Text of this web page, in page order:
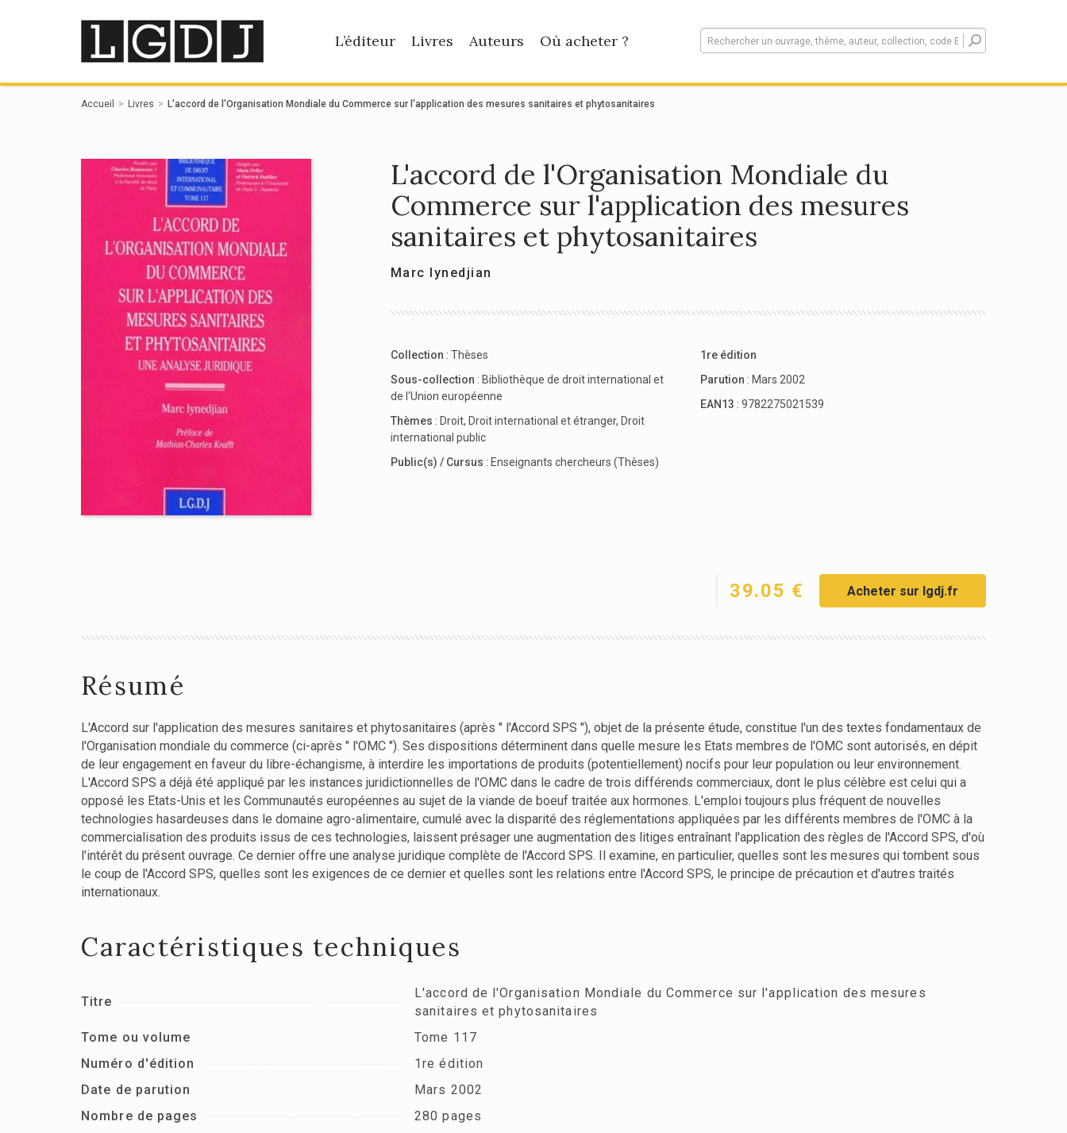
L’éditeur Livres Auteurs Où acheter ?
Accueil Livres L'accord de l'Organisation Mondiale du Commerce sur l'application des mesures sanitaires et phytosanitaires
L'accord de l'Organisation Mondiale du
Commerce sur l'application des mesures
sanitaires et phytosanitaires
Marc Iynedjian
Collection : Thèses
Sous-collection : Bibliothèque de droit international et
de l'Union européenne
Thèmes : Droit, Droit international et étranger, Droit
international public
Public(s) / Cursus : Enseignants chercheurs (Thèses)
1re édition
Parution : Mars 2002
EAN13 : 9782275021539
39.05 € Acheter sur lgdj.fr
Résumé
L'Accord sur l'application des mesures sanitaires et phytosanitaires (après " l'Accord SPS "), objet de la présente étude, constitue l'un des textes fondamentaux de
l'Organisation mondiale du commerce (ci-après " l'OMC "). Ses dispositions déterminent dans quelle mesure les Etats membres de l'OMC sont autorisés, en dépit
de leur engagement en faveur du libre-échangisme, à interdire les importations de produits (potentiellement) nocifs pour leur population ou leur environnement.
L'Accord SPS a déjà été appliqué par les instances juridictionnelles de l'OMC dans le cadre de trois différends commerciaux, dont le plus célèbre est celui qui a
opposé les Etats-Unis et les Communautés européennes au sujet de la viande de boeuf traitée aux hormones. L'emploi toujours plus fréquent de nouvelles
technologies hasardeuses dans le domaine agro-alimentaire, cumulé avec la disparité des réglementations appliquées par les différents membres de l'OMC à la
commercialisation des produits issus de ces technologies, laissent présager une augmentation des litiges entraînant l'application des règles de l'Accord SPS, d'où
l'intérêt du présent ouvrage. Ce dernier offre une analyse juridique complète de l'Accord SPS. Il examine, en particulier, quelles sont les mesures qui tombent sous
le coup de l'Accord SPS, quelles sont les exigences de ce dernier et quelles sont les relations entre l'Accord SPS, le principe de précaution et d'autres traités
internationaux.
Caractéristiques techniques
Titre
L'accord de l'Organisation Mondiale du Commerce sur l'application des mesures
sanitaires et phytosanitaires
Tome ou volume
Tome 117
Numéro d'édition
1re édition
Date de parution
Mars 2002
Nombre de pages
280 pages